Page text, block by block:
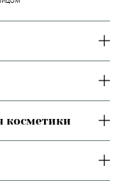
косметики